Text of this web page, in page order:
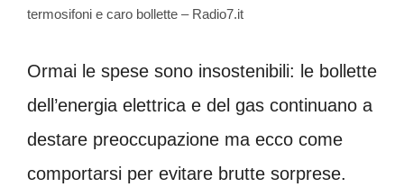
termosifoni e caro bollette – Radio7.it
Ormai le spese sono insostenibili: le bollette
dell’energia elettrica e del gas continuano a
destare preoccupazione ma ecco come
comportarsi per evitare brutte sorprese.